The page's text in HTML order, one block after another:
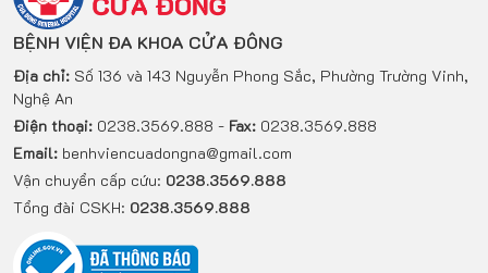
BỆNH VIỆN ĐA KHOA CỬA ĐÔNG
Địa chỉ: Số 136 và 143 Nguyễn Phong Sắc, Phường Trường Vinh,
Nghệ An
Điện thoại: 0238.3569.888 - Fax: 0238.3569.888
Email: benhviencuadongna@gmail.com
Vận chuyển cấp cứu: 0238.3569.888
Tổng đài CSKH: 0238.3569.888